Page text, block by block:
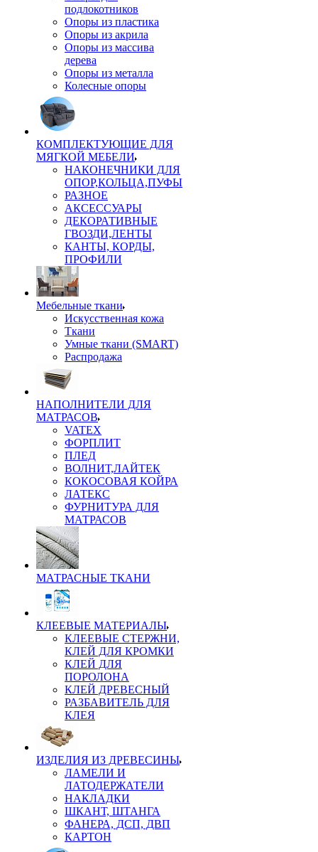
подлокотников
Опоры из пластика
Опоры из акрила
Опоры из массива
дерева
Опоры из металла
Колесные опоры
КОМПЛЕКТУЮЩИЕ ДЛЯ
МЯГКОЙ МЕБЕЛИ
НАКОНЕЧНИКИ ДЛЯ
ОПОР,КОЛЬЦА,ПУФЫ
РАЗНОЕ
АКСЕССУАРЫ
ДЕКОРАТИВНЫЕ
ГВОЗДИ,ЛЕНТЫ
КАНТЫ, КОРДЫ,
ПРОФИЛИ
Мебельные ткани
Искусственная кожа
Ткани
Умные ткани (SMART)
Распродажа
НАПОЛНИТЕЛИ ДЛЯ
МАТРАСОВ
VATEX
ФОРПЛИТ
ПЛЕД
ВОЛНИТ,ЛАЙТЕК
КОКОСОВАЯ КОЙРА
ЛАТЕКС
ФУРНИТУРА ДЛЯ
МАТРАСОВ
МАТРАСНЫЕ ТКАНИ
КЛЕЕВЫЕ МАТЕРИАЛЫ
КЛЕЕВЫЕ СТЕРЖНИ,
КЛЕЙ ДЛЯ КРОМКИ
КЛЕЙ ДЛЯ
ПОРОЛОНА
КЛЕЙ ДРЕВЕСНЫЙ
РАЗБАВИТЕЛЬ ДЛЯ
КЛЕЯ
ИЗДЕЛИЯ ИЗ ДРЕВЕСИНЫ
ЛАМЕЛИ И
ЛАТОДЕРЖАТЕЛИ
НАКЛАДКИ
ШКАНТ, ШТАНГА
ФАНЕРА, ДСП, ДВП
КАРТОН